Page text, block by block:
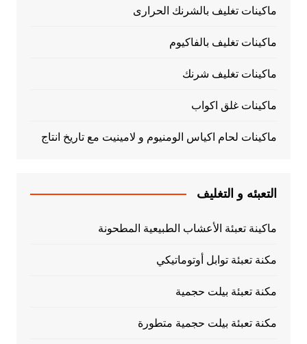
ماكينات تغليف بالشرنك الحرارى
ماكينات تغليف بالفاكيوم
ماكينات تغليف شرنك
ماكينات غلق اكواب
ماكينات لحام اكياس الومنيوم و لامينيت مع تاريخ انتاج
التعبئه و التغليف
ماكينة تعبئة الأعشاب الطبيعية المطحونة
مكنة تعبئة توابل أوتوماتيكي
مكنة تعبئة بيلت حجمية
مكنة تعبئة بيلت حجمية متطورة